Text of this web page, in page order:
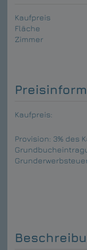
Kaufpreis
Fläche
Zimmer
Kaufpreis:
Provision: 3% des